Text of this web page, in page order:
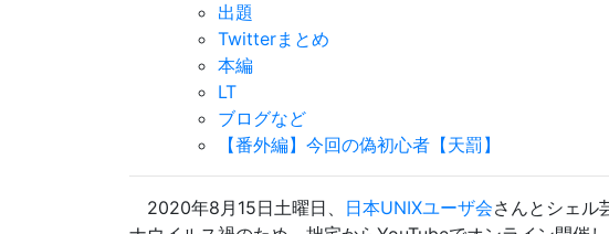
出題
Twitterまとめ
本編
LT
ブログなど
【番外編】今回の偽初心者【天罰】
2020年8月15日土曜日、 日本UNIXユーザ会さんとシェル